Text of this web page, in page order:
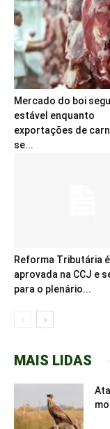
Mercado do boi
estável enquanto
exportações de
se...
Reforma Tributária é
aprovada na CCJ e
para o plenário...
MAIS LIDAS